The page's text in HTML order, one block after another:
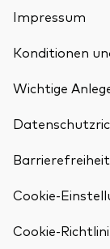
Impressum
Konditionen
Wichtige
Barrierefreiheit
Cookie-
Cookie-